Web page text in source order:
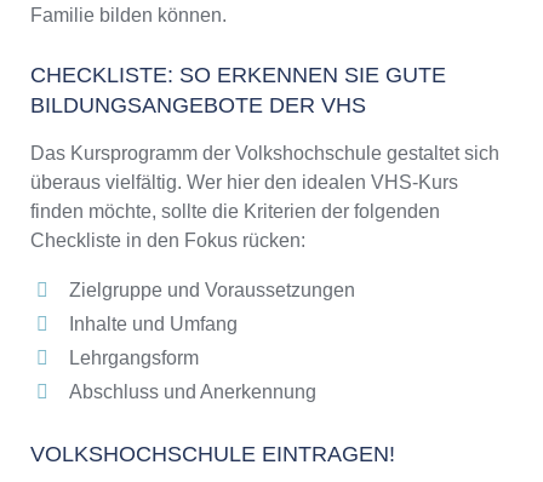
Familie bilden können.
CHECKLISTE: SO ERKENNEN SIE GUTE
BILDUNGSANGEBOTE DER VHS
Das Kursprogramm der Volkshochschule gestaltet sich
überaus vielfältig. Wer hier den idealen VHS-Kurs
finden möchte, sollte die Kriterien der folgenden
Checkliste in den Fokus rücken:
Zielgruppe und Voraussetzungen
Inhalte und Umfang
Lehrgangsform
Abschluss und Anerkennung
VOLKSHOCHSCHULE EINTRAGEN!